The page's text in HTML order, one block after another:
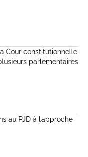
Cour constitutionnelle
parlementaires
au PJD à l’approche